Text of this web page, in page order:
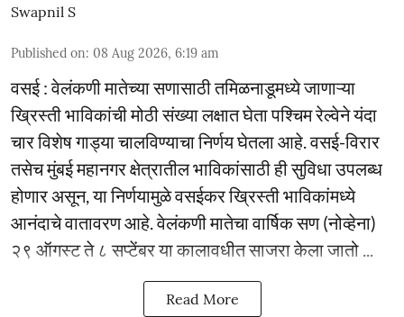
Swapnil S
Published on: 08 Aug 2026, 6:19 am
वसई : वेलंकणी मातेच्या सणासाठी तमिळनाडूमध्ये जाणाऱ्या
ख्रिस्ती भाविकांची मोठी संख्या लक्षात घेता पश्चिम रेल्वेने यंदा
चार विशेष गाड्या चालविण्याचा निर्णय घेतला आहे. वसई-विरार
तसेच मुंबई महानगर क्षेत्रातील भाविकांसाठी ही सुविधा उपलब्ध
होणार असून, या निर्णयामुळे वसईकर ख्रिस्ती भाविकांमध्ये
आनंदाचे वातावरण आहे. वेलंकणी मातेचा वार्षिक सण (नोव्हेना)
२९ ऑगस्ट ते ८ सप्टेंबर या कालावधीत साजरा केला जातो ...
Read More